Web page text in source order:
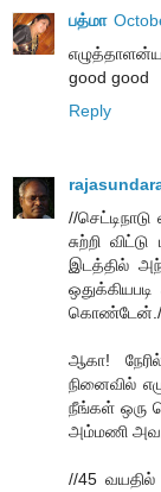
பத்மா
good good
Reply
//
சுற்றி
இடத்தில்
ஆகா!
நினைவில்
நீங்கள் ஒரு
அம்மணி
//45 வயதில்